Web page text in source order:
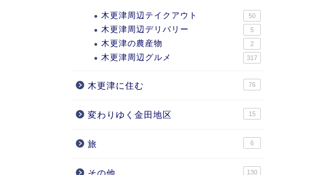
木更津周辺テイクアウト 50
木更津周辺デリバリー 5
木更津の農産物 2
木更津周辺グルメ 317
木更津に住む 76
変わりゆく金田地区 15
旅 6
その他 130